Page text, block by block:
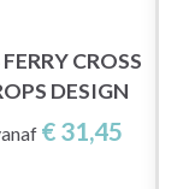
CROSS
DESIGN
€ 31,45